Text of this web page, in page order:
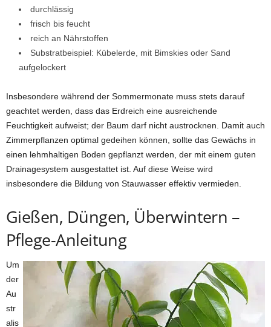
durchlässig
frisch bis feucht
reich an Nährstoffen
Substratbeispiel: Kübelerde, mit Bimskies oder Sand
aufgelockert
Insbesondere während der Sommermonate muss stets darauf
geachtet werden, dass das Erdreich eine ausreichende
Feuchtigkeit aufweist; der Baum darf nicht austrocknen. Damit auch
Zimmerpflanzen optimal gedeihen können, sollte das Gewächs in
einen lehmhaltigen Boden gepflanzt werden, der mit einem guten
Drainagesystem ausgestattet ist. Auf diese Weise wird
insbesondere die Bildung von Stauwasser effektiv vermieden.
Gießen, Düngen, Überwintern –
Pflege-Anleitung
Um
der
Au
str
alis